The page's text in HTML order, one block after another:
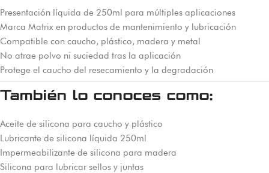
Presentación líquida de 250ml para múltiples aplicaciones
Marca Matrix en productos de mantenimiento y lubricación
Compatible con caucho, plástico, madera y metal
No atrae polvo ni suciedad tras la aplicación
Protege el caucho del resecamiento y la degradación
También lo conoces como:
Aceite de silicona para caucho y plástico
Lubricante de silicona líquida 250ml
Impermeabilizante de silicona para madera
Silicona para lubricar sellos y juntas